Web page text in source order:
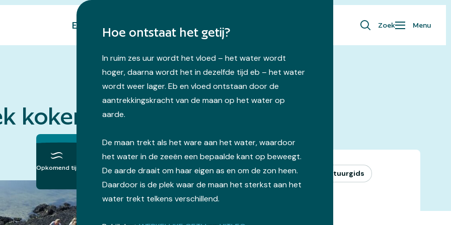
Eropuit Over ons Zoek Menu
koken op laarzen; zeewier
Proeven Special
Met natuurgids
Opkomend tij
Hoe ontstaat het getij?
In ruim zes uur wordt het vloed – het water wordt
hoger, daarna wordt het in dezelfde tijd eb – het water
wordt weer lager. Eb en vloed ontstaan door de
aantrekkingskracht van de maan op het water op
aarde.
De maan trekt als het ware aan het water, waardoor
het water in de zeeën een bepaalde kant op beweegt.
De aarde draait om haar eigen as en om de zon heen.
Daardoor is de plek waar de maan het sterkst aan het
water trekt telkens verschillend.